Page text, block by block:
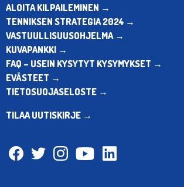
ALOITA KILPAILEMINEN →
TENNIKSEN STRATEGIA 2024 →
VASTUULLISUUSOHJELMA →
KUVAPANKKI →
FAQ – USEIN KYSYTYT KYSYMYKSET →
EVÄSTEET →
TIETOSUOJASELOSTE →
TILAA UUTISKIRJE →